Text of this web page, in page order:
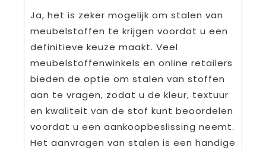
Ja, het is zeker mogelijk om stalen van
meubelstoffen te krijgen voordat u een
definitieve keuze maakt. Veel
meubelstoffenwinkels en online retailers
bieden de optie om stalen van stoffen
aan te vragen, zodat u de kleur, textuur
en kwaliteit van de stof kunt beoordelen
voordat u een aankoopbeslissing neemt.
Het aanvragen van stalen is een handige